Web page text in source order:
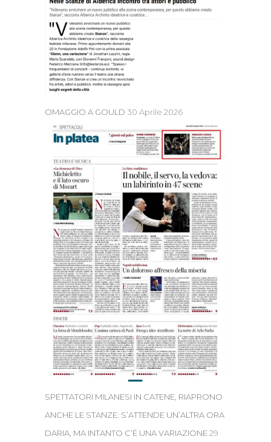
OMAGGIO A GOULD 30 Aprile 2026
SPETTATORI MILANESI IN CATENE, RIAPRONO
ANCHE LE STANZE: S’ATTENDE UN’ALTRA ORA
DARIA, MA INTANTO C’È UNA VARIAZIONE29